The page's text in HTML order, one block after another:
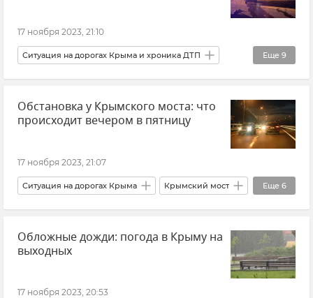
17 ноября 2023, 21:10
Еще 9
Ситуация на дорогах Крыма и хроника ДТП
ДТП в Крыму и Севастополе Происшествия
МВД по Республике Крым
Симферопольский район
Ситуация на дорогах Крыма Джанкой
Обстановка у Крымского моста: что
происходит вечером в пятницу
17 ноября 2023, 21:07
Еще 6
Ситуация на дорогах Крыма Крымский мост
Логистика Транспорт Крым
Керчь Краснодарский край Тамань
Обложные дожди: погода в Крыму на
выходных
17 ноября 2023, 20:53